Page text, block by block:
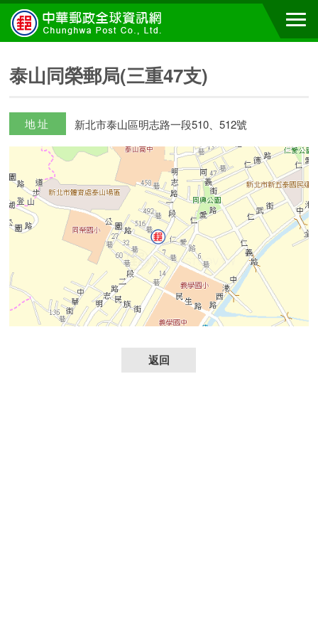
泰山同榮郵局(三重47支)
地址 新北市泰山區明志路一段510、512號